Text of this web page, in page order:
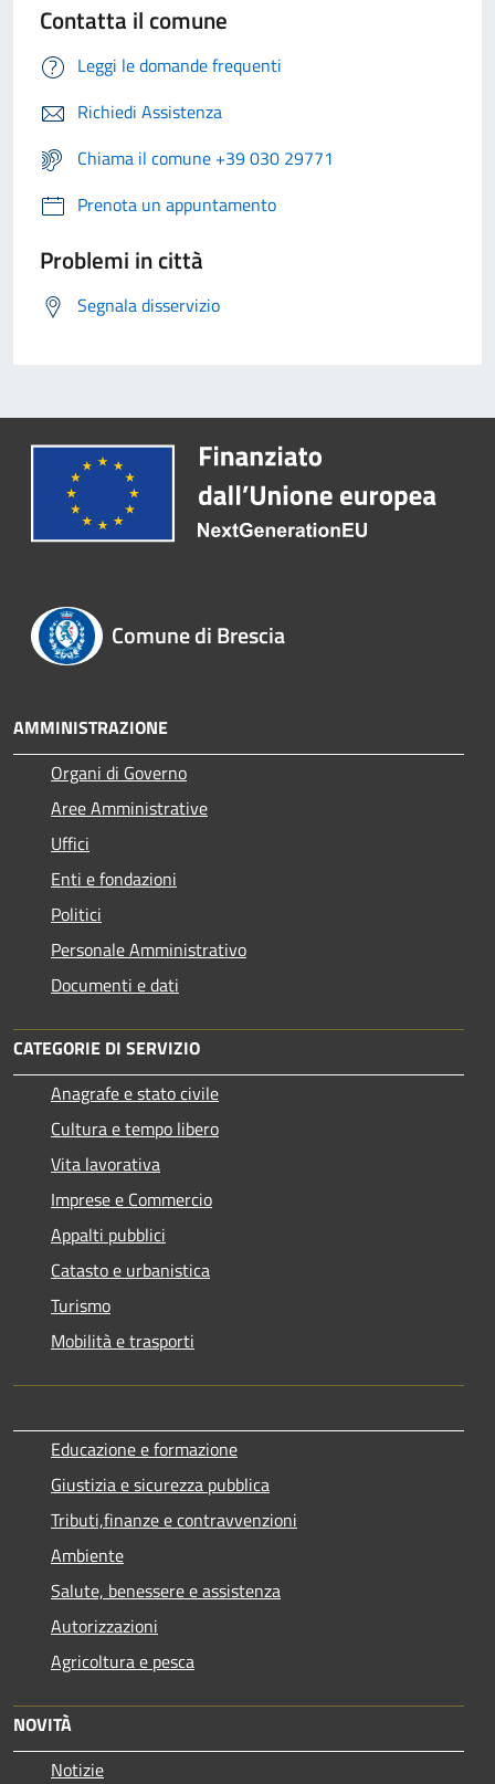
Contatta il comune
Leggi le domande frequenti
Richiedi Assistenza
Chiama il comune +39 030 29771
Prenota un appuntamento
Problemi in città
Segnala disservizio
Comune di Brescia
AMMINISTRAZIONE
Organi di Governo
Aree Amministrative
Uffici
Enti e fondazioni
Politici
Personale Amministrativo
Documenti e dati
CATEGORIE DI SERVIZIO
Anagrafe e stato civile
Cultura e tempo libero
Vita lavorativa
Imprese e Commercio
Appalti pubblici
Catasto e urbanistica
Turismo
Mobilità e trasporti
Educazione e formazione
Giustizia e sicurezza pubblica
Tributi,finanze e contravvenzioni
Ambiente
Salute, benessere e assistenza
Autorizzazioni
Agricoltura e pesca
NOVITÀ
Notizie